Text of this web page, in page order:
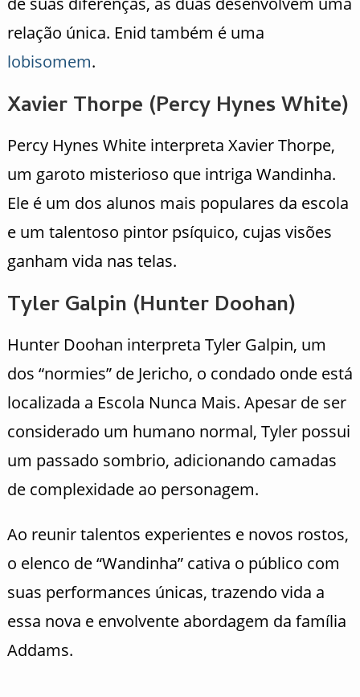
relação única. Enid também é uma
lobisomem.
Xavier Thorpe (Percy Hynes White)
Percy Hynes White interpreta Xavier Thorpe,
um garoto misterioso que intriga Wandinha.
Ele é um dos alunos mais populares da escola
e um talentoso pintor psíquico, cujas visões
ganham vida nas telas.
Tyler Galpin (Hunter Doohan)
Hunter Doohan interpreta Tyler Galpin, um
dos “normies” de Jericho, o condado onde está
localizada a Escola Nunca Mais. Apesar de ser
considerado um humano normal, Tyler possui
um passado sombrio, adicionando camadas
de complexidade ao personagem.
Ao reunir talentos experientes e novos rostos,
o elenco de “Wandinha” cativa o público com
suas performances únicas, trazendo vida a
essa nova e envolvente abordagem da família
Addams.